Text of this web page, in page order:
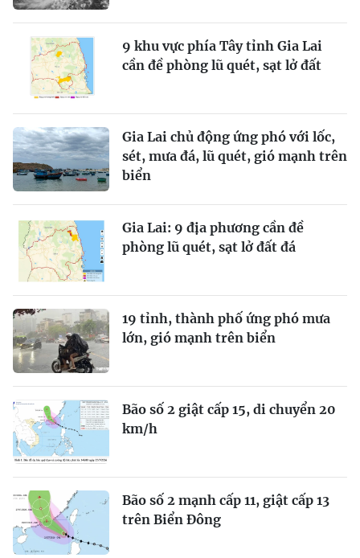
9 khu vực phía Tây tỉnh Gia Lai
cần đề phòng lũ quét, sạt lở đất
Gia Lai chủ động ứng phó với lốc,
sét, mưa đá, lũ quét, gió mạnh trên
biển
Gia Lai: 9 địa phương cần đề
phòng lũ quét, sạt lở đất đá
19 tỉnh, thành phố ứng phó mưa
lớn, gió mạnh trên biển
Bão số 2 giật cấp 15, di chuyển 20
km/h
Bão số 2 mạnh cấp 11, giật cấp 13
trên Biển Đông